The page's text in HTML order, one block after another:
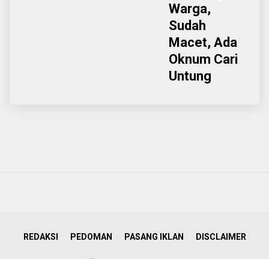
Warga,
Sudah
Macet, Ada
Oknum Cari
Untung
REDAKSI PEDOMAN PASANG IKLAN DISCLAIMER